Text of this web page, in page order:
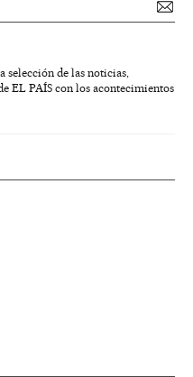
selección de las noticias,
EL PAÍS con los acontecimientos